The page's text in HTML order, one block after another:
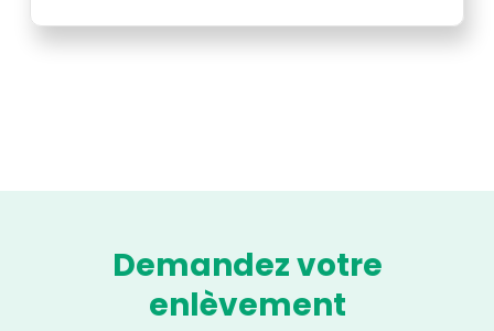
Demandez votre
enlèvement